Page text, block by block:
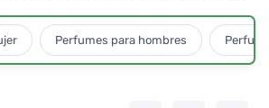
Perfumes para hombres